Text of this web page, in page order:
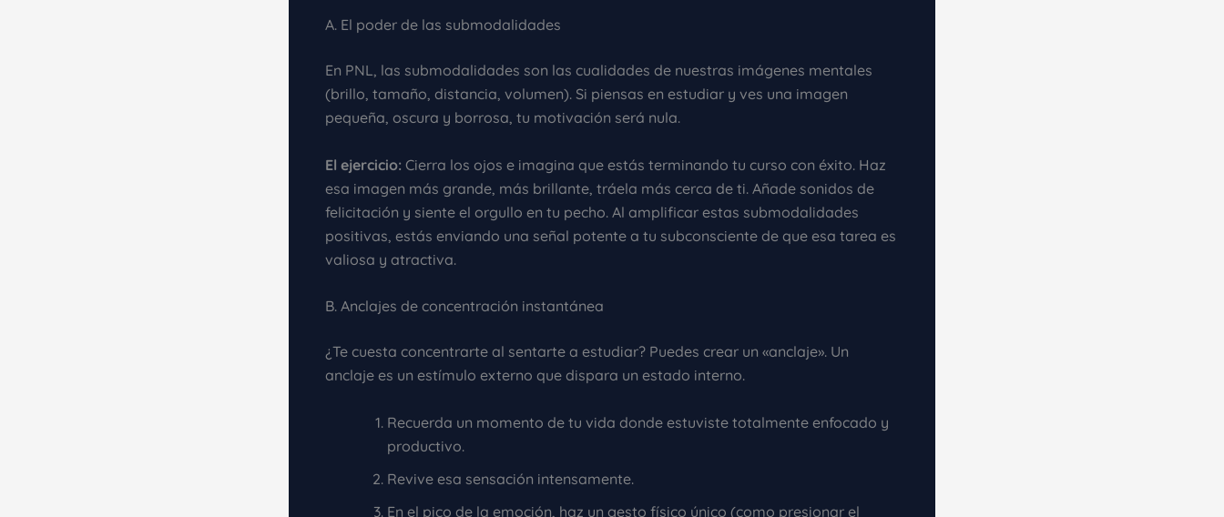
A. El poder de las submodalidades
En PNL, las submodalidades son las cualidades de nuestras imágenes mentales
(brillo, tamaño, distancia, volumen). Si piensas en estudiar y ves una imagen
pequeña, oscura y borrosa, tu motivación será nula.
El ejercicio: Cierra los ojos e imagina que estás terminando tu curso con éxito. Haz
esa imagen más grande, más brillante, tráela más cerca de ti. Añade sonidos de
felicitación y siente el orgullo en tu pecho. Al amplificar estas submodalidades
positivas, estás enviando una señal potente a tu subconsciente de que esa tarea es
valiosa y atractiva.
B. Anclajes de concentración instantánea
¿Te cuesta concentrarte al sentarte a estudiar? Puedes crear un «anclaje». Un
anclaje es un estímulo externo que dispara un estado interno.
Recuerda un momento de tu vida donde estuviste totalmente enfocado y
productivo.
Revive esa sensación intensamente.
En el pico de la emoción, haz un gesto físico único (como presionar el